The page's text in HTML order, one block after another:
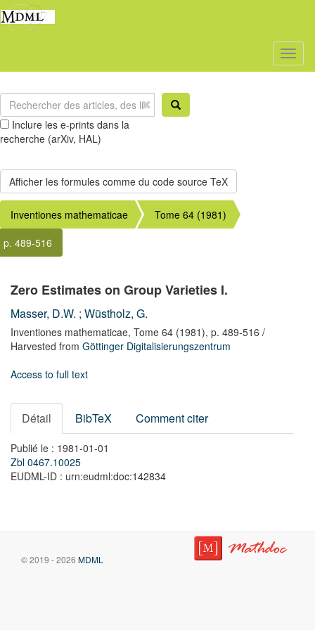
Inclure les e-prints dans la
recherche (arXiv, HAL)
Inventiones mathematicae
Tome 64 (1981)
p. 489-516
Zero Estimates on Group Varieties I.
Masser, D.W. ; Wüstholz, G.
Inventiones mathematicae, Tome 64 (1981), p. 489-516 /
Harvested from Göttinger Digitalisierungszentrum
Access to full text
Détail BibTeX Comment citer
Publié le : 1981-01-01
Zbl 0467.10025
EUDML-ID : urn:eudml:doc:142834
© 2019 - 2026 MDML